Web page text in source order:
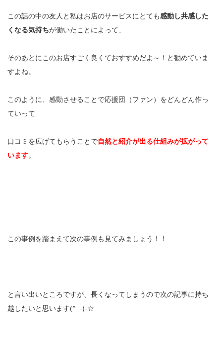
この話の中の友人と私はお店のサービスにとても感動し共感した
くなる気持ちが働いたことによって、
そのあとにこのお店すごく良くておすすめだよ～！と勧めていま
すよね。
このように、感動させることで応援団（ファン）をどんどん作っ
ていって
口コミを広げてもらうことで自然と紹介が出る仕組みが拡がって
います。
この事例を踏まえて次の事例も見てみましょう！！
と言い出いところですが、長くなってしまうので次の記事に持ち
越したいと思います(^_-)-☆